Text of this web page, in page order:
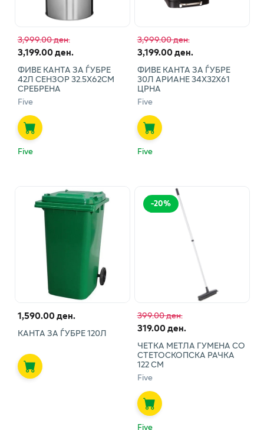
3,999.00 ден.
3,199.00 ден.
ФИВЕ КАНТА ЗА ЃУБРЕ
42Л СЕНЗОР 32.5Х62СМ
СРЕБРЕНА
Five
Five
3,999.00 ден.
3,199.00 ден.
ФИВЕ КАНТА ЗА ЃУБРЕ
30Л АРИАНЕ 34Х32Х61
ЦРНА
Five
Five
1,590.00 ден.
КАНТА ЗА ЃУБРЕ 120Л
-20%
399.00 ден.
319.00 ден.
ЧЕТКА МЕТЛА ГУМЕНА СО
СТЕТОСКОПСКА РАЧКА
122 СМ
Five
Five